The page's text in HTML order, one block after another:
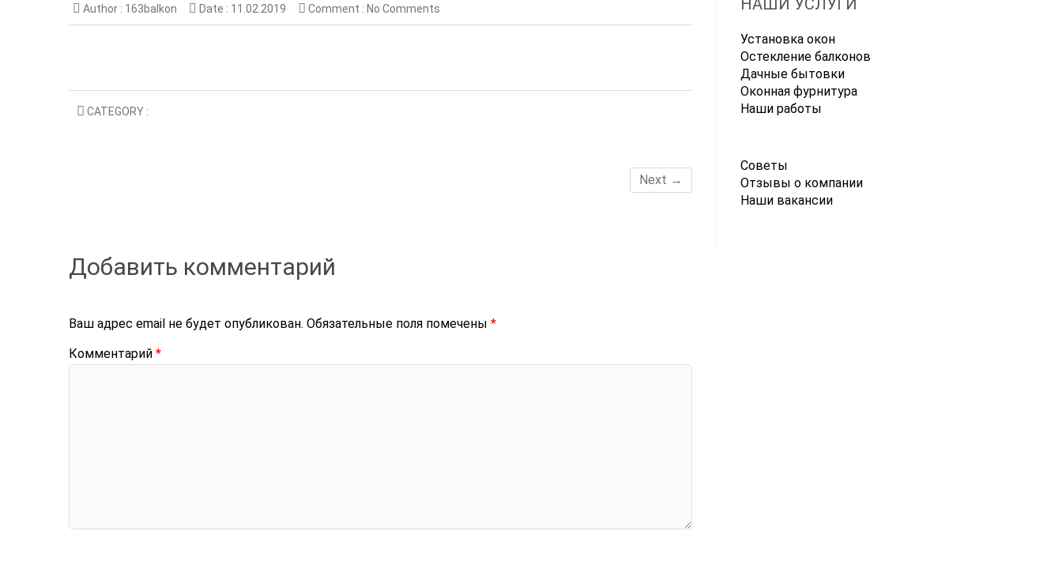
Author : 163balkon Date : 11.02.2019 Comment : No Comments
CATEGORY :
Next →
Добавить комментарий
Ваш адрес email не будет опубликован. Обязательные поля помечены *
Комментарий *
НАШИ УСЛУГИ
Установка окон
Остекление балконов
Дачные бытовки
Оконная фурнитура
Наши работы
Советы
Отзывы о компании
Наши вакансии